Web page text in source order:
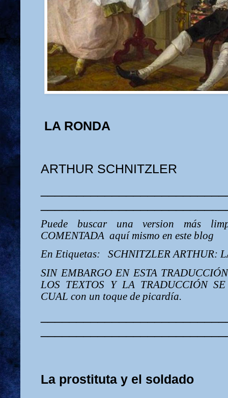
LA RONDA
ARTHUR SCHNITZLER
Puede buscar una version más
COMENTADA aquí mismo en este blog
En Etiquetas: SCHNITZLER ARTHUR:
SIN EMBARGO EN ESTA
LOS TEXTOS Y LA TRADUCCIÓN
CUAL con un toque de picardía.
La prostituta y el soldado